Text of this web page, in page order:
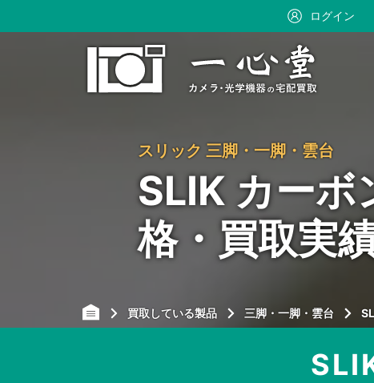
ログイン
スリック 三脚・一脚・雲台
SLIK カーボ
格・買取実
買取している製品 三脚・一脚・雲台